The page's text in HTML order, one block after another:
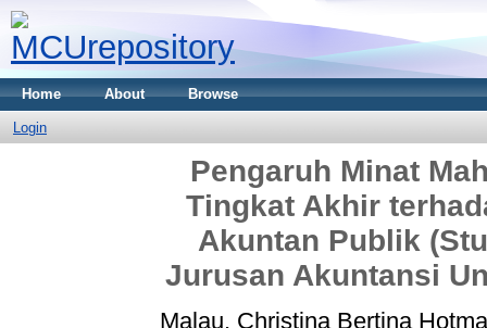
Home About Browse
Login
Pengaruh Minat
Tingkat Akhir
Akuntan Publik
Jurusan Akuntansi
Malau, Christina Bertina